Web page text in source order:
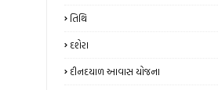
તિથિ
દશેરા
દીનદયાળ આવાસ યોજના